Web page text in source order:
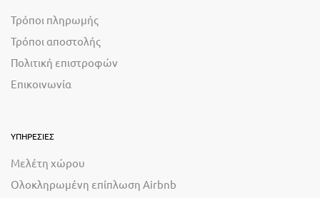
Τρόποι πληρωμής
Τρόποι αποστολής
Πολιτική επιστροφών
Επικοινωνία
ΥΠΗΡΕΣΙΕΣ
Μελέτη χώρου
Ολοκληρωμένη επίπλωση Airbnb